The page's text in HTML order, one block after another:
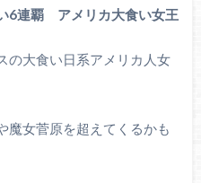
6連覇 アメリカ大食い女王
の大食い日系アメリカ人女
魔女菅原を超えてくるかも